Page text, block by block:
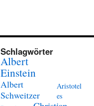
Schlagwörter
Albert
Einstein
Albert
Schweitzer
Aristotel
es